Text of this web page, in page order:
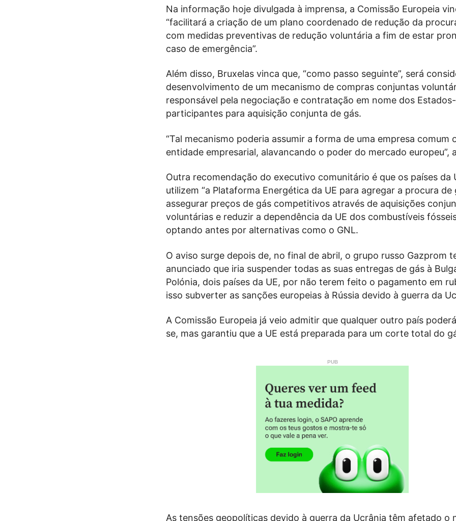
Na informação hoje divulgada à imprensa, a Comissão Europeia
“facilitará a criação de um plano coordenado de redução da
com medidas preventivas de redução voluntária a fim de estar
caso de emergência”.
Além disso, Bruxelas vinca que, “como passo seguinte”, será
desenvolvimento de um mecanismo de compras conjuntas
responsável pela negociação e contratação em nome dos
participantes para aquisição conjunta de gás.
“Tal mecanismo poderia assumir a forma de uma empresa comum
entidade empresarial, alavancando o poder do mercado europeu”,
Outra recomendação do executivo comunitário é que os países da
utilizem “a Plataforma Energética da UE para agregar a procura de
assegurar preços de gás competitivos através de aquisições
voluntárias e reduzir a dependência da UE dos combustíveis
optando antes por alternativas como o GNL.
O aviso surge depois de, no final de abril, o grupo russo Gazprom
anunciado que iria suspender todas as suas entregas de gás à
Polónia, dois países da UE, por não terem feito o pagamento em
isso subverter as sanções europeias à Rússia devido à guerra da
A Comissão Europeia já veio admitir que qualquer outro país
se, mas garantiu que a UE está preparada para um corte total do
As tensões geopolíticas devido à guerra da Ucrânia têm afetado o